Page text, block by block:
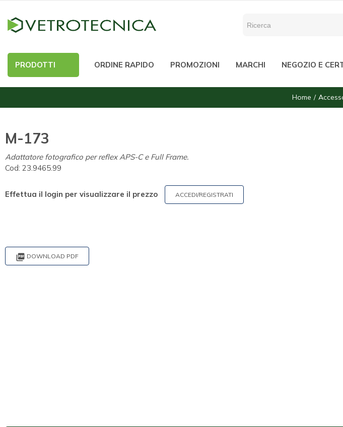
PRODOTTI ORDINE RAPIDO PROMOZIONI MARCHI NEGOZIO E
Home
M-173
Adattatore fotografico per reflex APS-C e Full Frame.
Cod: 23.9465.99
Effettua il login per visualizzare il prezzo ACCEDI/REGISTRATI
 DOWNLOAD PDF